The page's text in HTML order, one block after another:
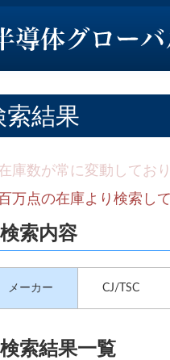
索結果
庫数が常に変動してお
万点の在庫より検索し
検索内容
メーカー CJ/TSC
検索結果一覧